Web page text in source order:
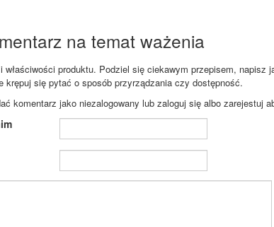
na temat ważenia
właściwości produktu. Podziel się ciekawym przepisem,
krępuj się pytać o sposób przyrządzania czy dostępność.
komentarz jako niezalogowany lub zaloguj się albo zarejestuj